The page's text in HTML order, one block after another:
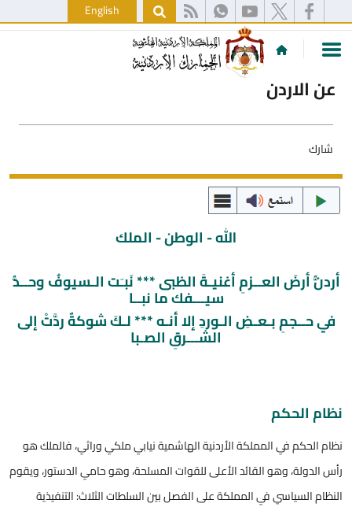
English
عن الاردن
شارك
الله - الوطن - الملك
أردنُّ أرضَ العــزمِ أغنيـةَ الظبى *** نَبـَت الـسيوفُ وحــدُّ
سيـــفك ما نبــا
في حــجمِ بـعـضِ الـوردِ إلا أنـه *** لـكَ شوكةٌ ردَّتْ إلى
الشـــرقِ الصـبا
نظام الحكم
نظام الحكم في المملكة الأردنية الهاشمية نيابي ملكي وراثي، فالملك هو
رأس الدولة، وهو القائد الأعلى للقوات المسلحة، وهو حامي الدستور، ويقوم
النظام السياسي في المملكة على الفصل بين السلطات الثلاث: التنفيذية